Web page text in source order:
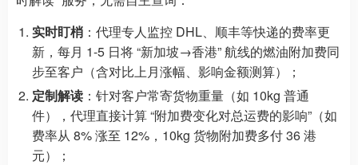
实时盯梢 ：代理专人监控 DHL、顺丰等快递的费率更
新，每月 1-5 日将 “新加坡→香港” 航线的燃油附加费同
步至客户（含对比上月涨幅、影响金额测算）；
定制解读 ：针对客户常寄货物重量（如 10kg 普通
件），代理直接计算 “附加费变化对总运费的影响”（如
费率从 8% 涨至 12%，10kg 货物附加费多付 36 港
元）；